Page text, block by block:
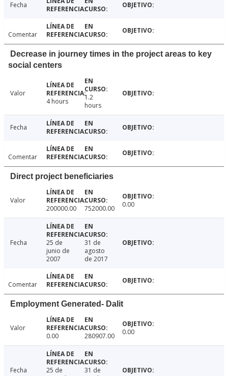
Fecha
Comentar
Decrease in journey times in the project areas to key
social centers
Valor
4 hours
1.2
hours
Fecha
Comentar
Direct project beneficiaries
Valor
200000.00
752000.00 0.00
Fecha
25 de
junio de
2007
31 de
agosto
de 2017
Comentar
Employment Generated- Dalit
Valor
0.00
280907.00 0.00
Fecha
25 de
31 de